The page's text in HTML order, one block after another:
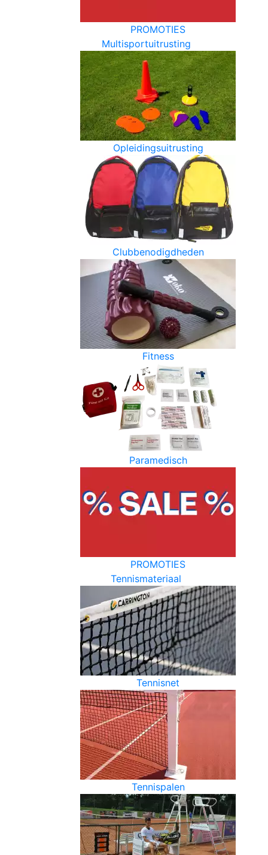
PROMOTIES
Multisportuitrusting
Opleidingsuitrusting
Clubbenodigdheden
Fitness
Paramedisch
PROMOTIES
Tennismateriaal
Tennisnet
Tennispalen